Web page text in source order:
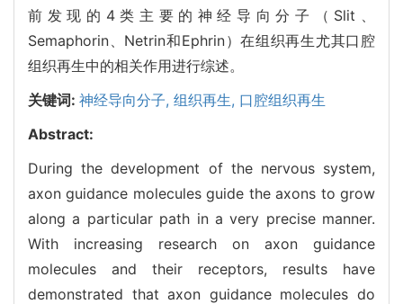
前发现的4类主要的神经导向分子（Slit、
Semaphorin、Netrin和Ephrin）在组织再生尤其口腔
组织再生中的相关作用进行综述。
关键词: 神经导向分子, 组织再生, 口腔组织再生
Abstract:
During the development of the nervous system,
axon guidance molecules guide the axons to grow
along a particular path in a very precise manner.
With increasing research on axon guidance
molecules and their receptors, results have
demonstrated that axon guidance molecules do